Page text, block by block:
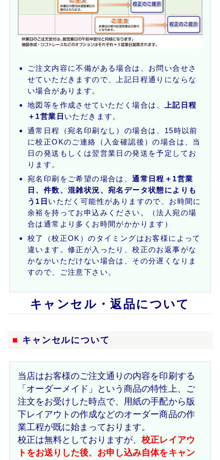
ご注文内容に不備がある場合は、お問い合せさ
せていただきますので、上記日程通りにならな
い場合があります。
地図等を作成させていただく場合は、
上記日程
＋1営業日 いただきます。
通常日程（宛名印刷なし）の場合は、15時以前
に校正OKのご連絡（入金確認後）の場合は、当
日の発送もしくは翌営業日の発送を予定してお
ります。
宛名印刷をご希望の場合は、通常日程＋1営業
日、件数、混雑状況、宛名データ状態によりも
う1日 いただく可能性がありますので、お時間に
余裕を持ってお申込みください。（法人宛の場
合は通常より多くお時間がかかります）
校了（校正OK）のタイミングはお客様によって
違います。修正が入ったり、校正のお返事がな
かなかいただけない場合は、その分遅くなりま
すので、ご注意下さい。
キャンセル・返品について
■ キャンセルについて
当店はお客様のご注文通りの内容を印刷する
「オーダーメイド」という商品の特性上、ご
注文をお受けした時点で、用紙の手配から版
下レイアウトの作成などのオーダー商品の作
業工程が既に始まっております。
校正は無料としておりますが、校正レイアウ
トをお送りした後、お申し込み自体をキャン